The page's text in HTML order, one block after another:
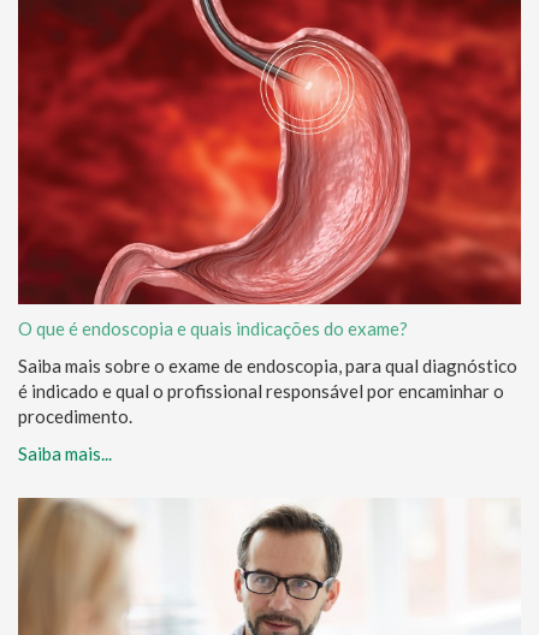
O que é endoscopia e quais indicações do exame?
Saiba mais sobre o exame de endoscopia, para qual diagnóstico
é indicado e qual o profissional responsável por encaminhar o
procedimento.
Saiba mais...